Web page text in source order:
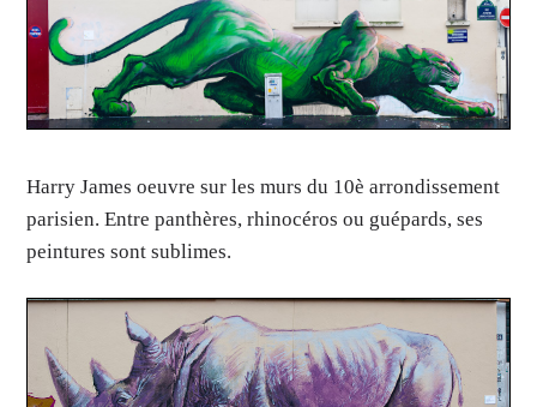
Harry James oeuvre sur les murs du 10è arrondissement
parisien. Entre panthères, rhinocéros ou guépards, ses
peintures sont sublimes.